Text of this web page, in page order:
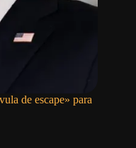
de escape» para